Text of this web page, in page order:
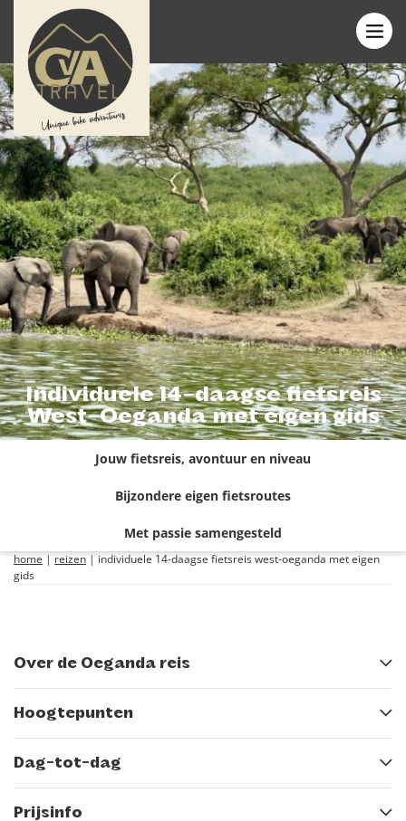
Individuele 14-daagse fietsreis
West-Oeganda met eigen gids
Jouw fietsreis, avontuur en niveau
Bijzondere eigen fietsroutes
Met passie samengesteld
home | reizen | individuele 14-daagse fietsreis west-oeganda met eigen
gids
Over de Oeganda reis
Hoogtepunten
Dag-tot-dag
Prijsinfo